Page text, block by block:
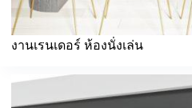
งานเรนเดอร์ ห้องนั่งเล่น